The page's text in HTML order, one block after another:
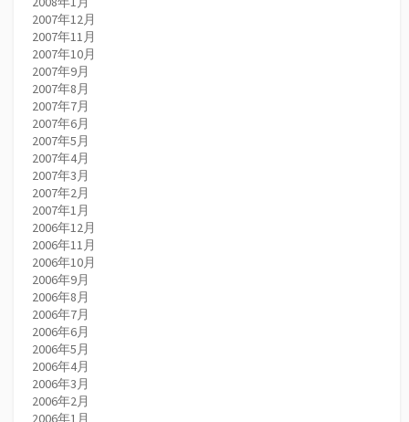
2007年12月
2007年11月
2007年10月
2007年9月
2007年8月
2007年7月
2007年6月
2007年5月
2007年4月
2007年3月
2007年2月
2007年1月
2006年12月
2006年11月
2006年10月
2006年9月
2006年8月
2006年7月
2006年6月
2006年5月
2006年4月
2006年3月
2006年2月
2006年1月